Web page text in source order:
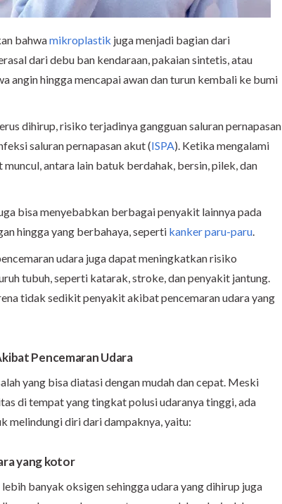
bahwamikroplastik juga menjadi bagian dari
dari debu ban kendaraan, pakaian sintetis, atau
angin hingga mencapai awan dan turun kembali ke bumi
dihirup, risiko terjadinya gangguan saluran pernapasan
saluran pernapasan akut (ISPA). Ketika mengalami
muncul, antara lain batuk berdahak, bersin, pilek, dan
bisa menyebabkan berbagai penyakit lainnya pada
hingga yang berbahaya, seperti kanker paru-paru.
udara juga dapat meningkatkan risiko
tubuh, seperti katarak, stroke, dan penyakit jantung.
tidak sedikit penyakit akibat pencemaran udara yang
Pencemaran Udara
yang bisa diatasi dengan mudah dan cepat. Meski
di tempat yang tingkat polusi udaranya tinggi, ada
melindungi diri dari dampaknya, yaitu:
yang kotor
banyak oksigen sehingga udara yang dihirup juga